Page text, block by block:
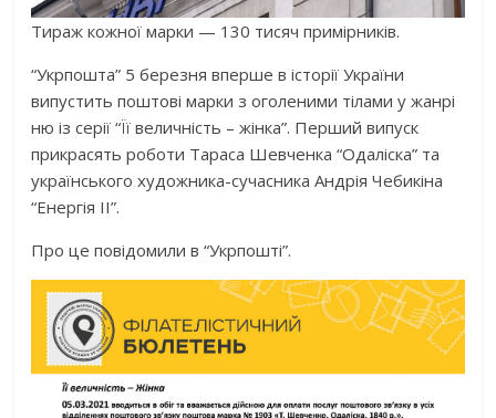
Тираж кожної марки — 130 тисяч примірників.
“Укрпошта” 5 березня вперше в історії України
випустить поштові марки з оголеними тілами у жанрі
ню із серії “Її величність – жінка”. Перший випуск
прикрасять роботи Тараса Шевченка “Одаліска” та
українського художника-сучасника Андрія Чебикіна
“Енергія ІІ”.
Про це повідомили в “Укрпошті”.